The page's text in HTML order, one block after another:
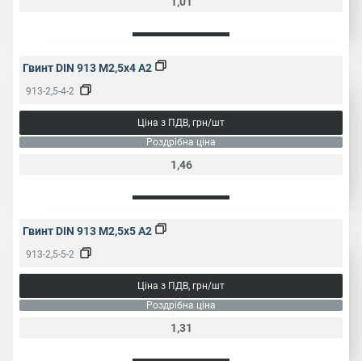
Гвинт DIN 913 M2,5x4 A2
913-2,5-4-2
Ціна з ПДВ, грн/шт
Роздрібна ціна
1,46
Гвинт DIN 913 M2,5x5 A2
913-2,5-5-2
Ціна з ПДВ, грн/шт
Роздрібна ціна
1,31